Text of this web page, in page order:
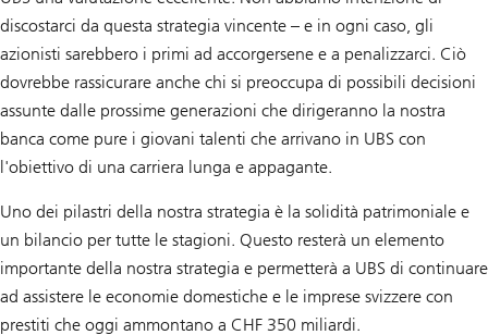
discostarci da questa strategia vincente – e in ogni caso, gli
azionisti sarebbero i primi ad accorgersene e a penalizzarci. Ciò
dovrebbe rassicurare anche chi si preoccupa di possibili decisioni
assunte dalle prossime generazioni che dirigeranno la nostra
banca come pure i giovani talenti che arrivano in UBS con
l'obiettivo di una carriera lunga e appagante.
Uno dei pilastri della nostra strategia è la solidità patrimoniale e
un bilancio per tutte le stagioni. Questo resterà un elemento
importante della nostra strategia e permetterà a UBS di continuare
ad assistere le economie domestiche e le imprese svizzere con
prestiti che oggi ammontano a CHF 350 miliardi.